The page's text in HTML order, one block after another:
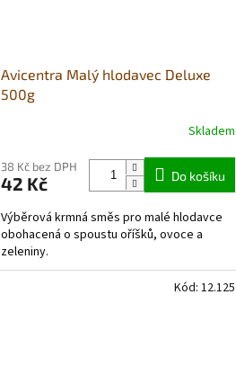
Avicentra Malý hlodavec Deluxe
500g
Skladem
38 Kč bez DPH
42 Kč Do košíku
Výběrová krmná směs pro malé hlodavce
obohacená o spoustu oříšků, ovoce a
zeleniny.
Kód: 12.125